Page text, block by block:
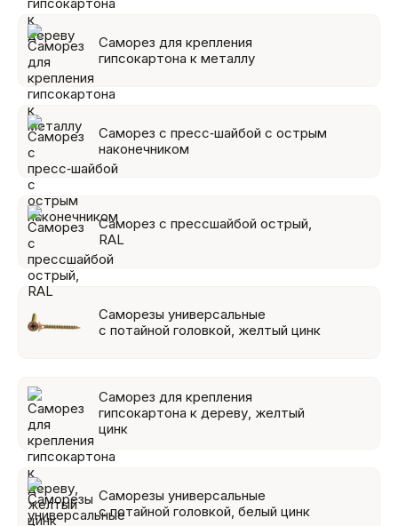
Саморез для крепления
гипсокартона к металлу
Саморез с пресс‑шайбой с острым
наконечником
Саморез с прессшайбой острый,
RAL
Саморезы универсальные
с потайной головкой, желтый цинк
Саморез для крепления
гипсокартона к дереву, желтый
цинк
Саморезы универсальные
с потайной головкой, белый цинк